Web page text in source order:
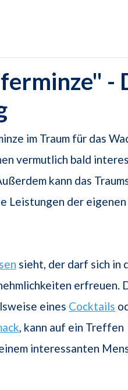
-
im Traum für das
vermutlich bald
kann das
Leistungen der
sieht, der darf sich in
erfreuen.
eines Cocktails
, kann auf ein Treffen
interessanten